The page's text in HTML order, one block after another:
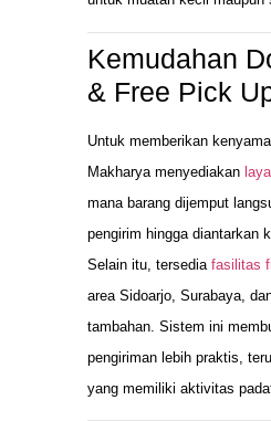
Kemudahan
& Free Pick
Untuk memberikan
Makharya menyediakan
mana barang dijemput
pengirim hingga diantarkan
Selain itu, tersedia fasilitas
area Sidoarjo, Surabaya,
tambahan. Sistem ini
pengiriman lebih praktis,
yang memiliki aktivitas